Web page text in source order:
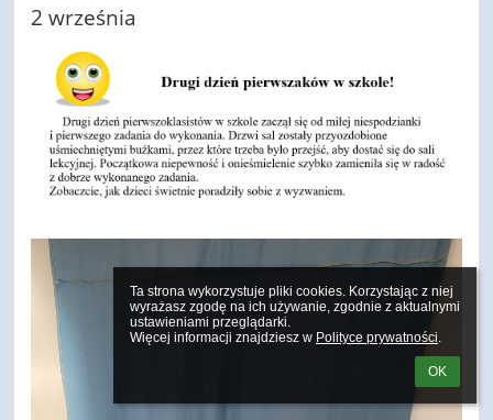
Ta strona wykorzystuje pliki cookies. Korzystając z niej
wyrażasz zgodę na ich używanie, zgodnie z aktualnymi
ustawieniami przeglądarki.
Więcej informacji znajdziesz w Polityce prywatności.
OK
2 września